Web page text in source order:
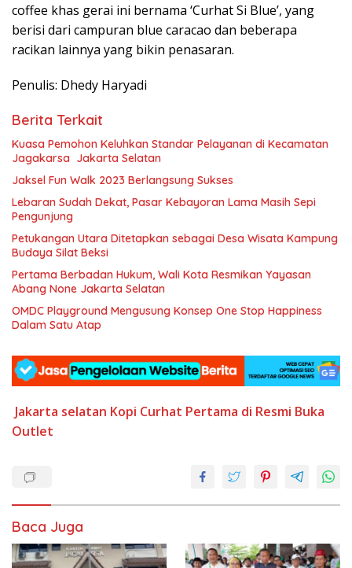
coffee khas gerai ini bernama ‘Curhat Si Blue’, yang
berisi dari campuran blue caracao dan beberapa
racikan lainnya yang bikin penasaran.
Penulis: Dhedy Haryadi
Berita Terkait
Kuasa Pemohon Keluhkan Standar Pelayanan di Kecamatan
Jagakarsa Jakarta Selatan
Jaksel Fun Walk 2023 Berlangsung Sukses
Lebaran Sudah Dekat, Pasar Kebayoran Lama Masih Sepi
Pengunjung
Petukangan Utara Ditetapkan sebagai Desa Wisata Kampung
Budaya Silat Beksi
Pertama Berbadan Hukum, Wali Kota Resmikan Yayasan
Abang None Jakarta Selatan
OMDC Playground Mengusung Konsep One Stop Happiness
Dalam Satu Atap
Jakarta selatan Kopi Curhat Pertama di Resmi Buka
Outlet
Baca Juga